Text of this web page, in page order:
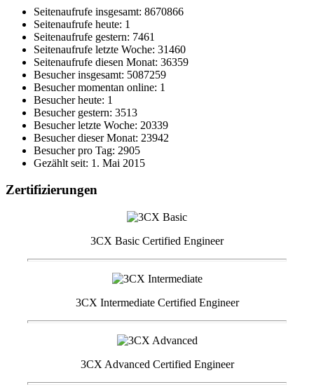
Seitenaufrufe insgesamt: 8670866
Seitenaufrufe heute: 1
Seitenaufrufe gestern: 7461
Seitenaufrufe letzte Woche: 31460
Seitenaufrufe diesen Monat: 36359
Besucher insgesamt: 5087259
Besucher momentan online: 1
Besucher heute: 1
Besucher gestern: 3513
Besucher letzte Woche: 20339
Besucher dieser Monat: 23942
Besucher pro Tag: 2905
Gezählt seit: 1. Mai 2015
Zertifizierungen
3CX Basic Certified Engineer
3CX Intermediate Certified Engineer
3CX Advanced Certified Engineer